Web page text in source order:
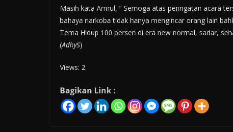
Masih kata Amrul, ” Semoga atas peringatan acara
bahaya narkoba tidak hanya mengincar orang lain
Tema Hidup 100 persen di era new normal, sadar,
(AdhyS)
Views: 2
Bagikan Link :